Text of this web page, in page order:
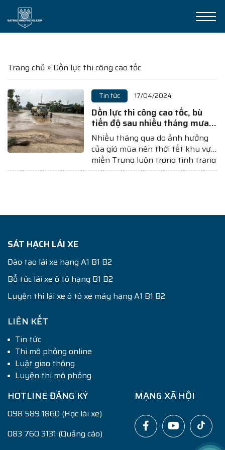
Trang chủ » Dồn lực thi công cao tốc
Tin tức 17/04/2024
Dồn lực thi công cao tốc, bù
tiến độ sau nhiều tháng mưa
triền miên
Nhiều tháng qua do ảnh hưởng
của gió mùa nên thời tết khu vực
miền Trung luôn trong tình trạng
mưa kéo dài triền miên, khiến cho
SÁT HẠCH LÁI XE
Đào tạo lái xe hạng A1 B1 B2
Bổ túc lái xe ô tô hạng B1 B2
Luyện thi lái xe ô tô xe máy hạng A1 B1 B2
LIÊN KẾT
Tin tức
Thi mô phỏng online
Luật giao thông
Luyện thi mô phỏng
HOTLINE ĐĂNG KÝ
098 589 1860 (Học lái xe)
083 760 3131 (Quảng cáo)
MẠNG XÃ HỘI